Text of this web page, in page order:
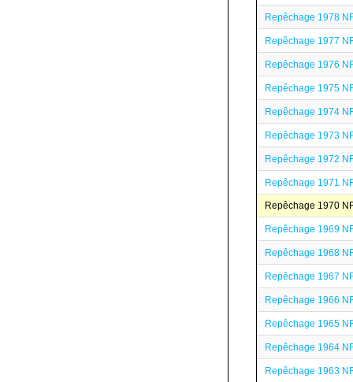
Repêchage 1978
Repêchage 1977
Repêchage 1976
Repêchage 1975
Repêchage 1974
Repêchage 1973
Repêchage 1972
Repêchage 1971
Repêchage 1970
Repêchage 1969
Repêchage 1968
Repêchage 1967
Repêchage 1966
Repêchage 1965
Repêchage 1964
Repêchage 1963